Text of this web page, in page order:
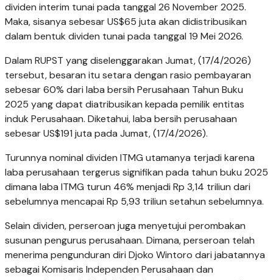
dividen interim tunai pada tanggal 26 November 2025.
Maka, sisanya sebesar US$65 juta akan didistribusikan
dalam bentuk dividen tunai pada tanggal 19 Mei 2026.
Dalam RUPST yang diselenggarakan Jumat, (17/4/2026)
tersebut, besaran itu setara dengan rasio pembayaran
sebesar 60% dari laba bersih Perusahaan Tahun Buku
2025 yang dapat diatribusikan kepada pemilik entitas
induk Perusahaan. Diketahui, laba bersih perusahaan
sebesar US$191 juta pada Jumat, (17/4/2026).
Turunnya nominal dividen ITMG utamanya terjadi karena
laba perusahaan tergerus signifikan pada tahun buku 2025
dimana laba ITMG turun 46% menjadi Rp 3,14 triliun dari
sebelumnya mencapai Rp 5,93 triliun setahun sebelumnya.
Selain dividen, perseroan juga menyetujui perombakan
susunan pengurus perusahaan. Dimana, perseroan telah
menerima pengunduran diri Djoko Wintoro dari jabatannya
sebagai Komisaris Independen Perusahaan dan